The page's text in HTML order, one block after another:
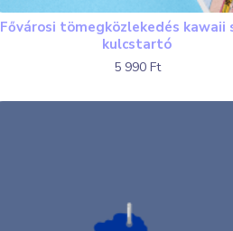
Fővárosi tömegközlekedés kawaii
kulcstartó
5 990 Ft